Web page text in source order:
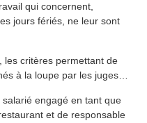
qui concernent,
jours fériés, ne leur sont
les critères permettant de
à la loupe par les juges…
engagé en tant que
et de responsable